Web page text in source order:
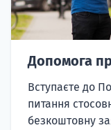
Допомога
Вступаєте до
питання
безкоштовну